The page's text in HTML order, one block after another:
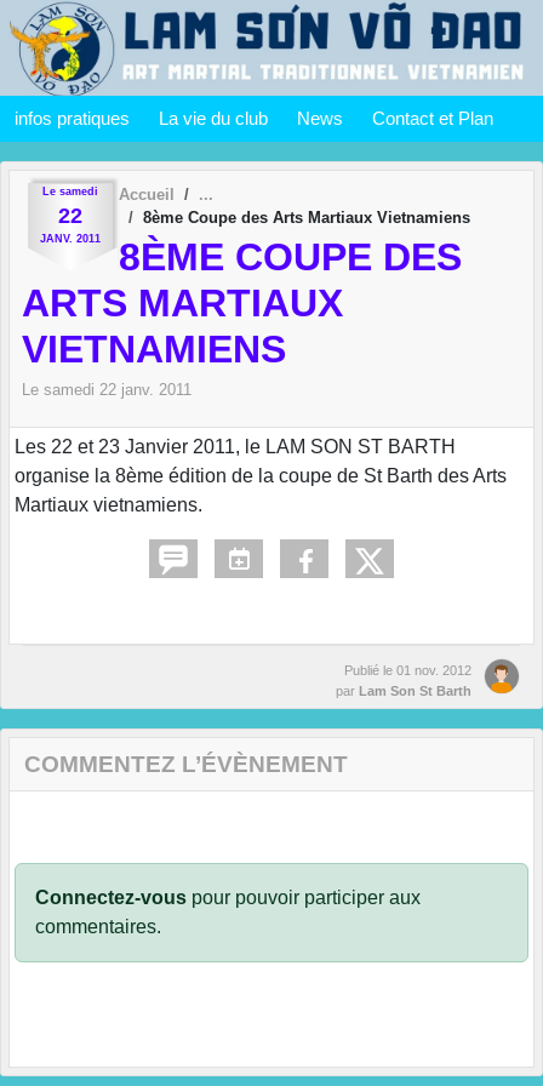
infos pratiques La vie du club News Contact et Plan
Le samedi
22
JANV. 2011
Accueil
8ème Coupe des Arts Martiaux Vietnamiens
8ÈME COUPE DES
ARTS MARTIAUX
VIETNAMIENS
Le samedi 22 janv. 2011
Les 22 et 23 Janvier 2011, le LAM SON ST BARTH
organise la 8ème édition de la coupe de St Barth des Arts
Martiaux vietnamiens.
Publié le 01 nov. 2012
par Lam Son St Barth
COMMENTEZ L’ÉVÈNEMENT
Connectez-vous pour pouvoir participer aux
commentaires.
Panneau de gestion des cookies